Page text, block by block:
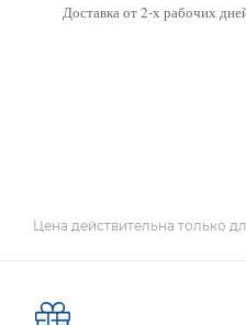
Доставка от 2-х рабочих
Цена действительна только